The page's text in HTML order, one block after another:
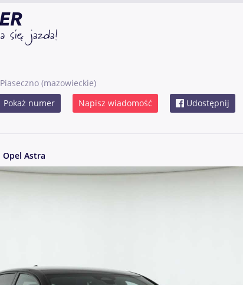
Piaseczno (mazowieckie)
Pokaż numer Napisz wiadomość Udostępnij
Opel Astra